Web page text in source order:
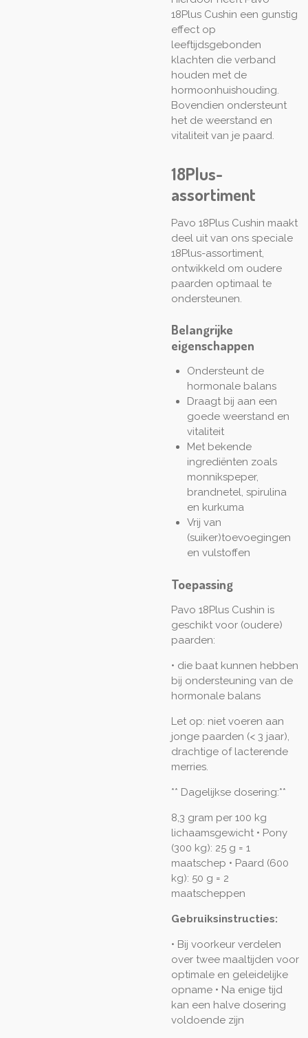
18Plus Cushin een gunstig
effect op
leeftijdsgebonden
klachten die verband
houden met de
hormoonhuishouding.
Bovendien ondersteunt
het de weerstand en
vitaliteit van je paard.
18Plus-
assortiment
Pavo 18Plus Cushin maakt
deel uit van ons speciale
18Plus-assortiment,
ontwikkeld om oudere
paarden optimaal te
ondersteunen.
Belangrijke
eigenschappen
Ondersteunt de
hormonale balans
Draagt bij aan een
goede weerstand en
vitaliteit
Met bekende
ingrediënten zoals
monnikspeper,
brandnetel, spirulina
en kurkuma
Vrij van
(suiker)toevoegingen
en vulstoffen
Toepassing
Pavo 18Plus Cushin is
geschikt voor (oudere)
paarden:
• die baat kunnen hebben
bij ondersteuning van de
hormonale balans
Let op: niet voeren aan
jonge paarden (< 3 jaar),
drachtige of lacterende
merries.
** Dagelijkse dosering:**
8,3 gram per 100 kg
lichaamsgewicht • Pony
(300 kg): 25 g = 1
maatschep • Paard (600
kg): 50 g = 2
maatscheppen
Gebruiksinstructies:
• Bij voorkeur verdelen
over twee maaltijden voor
optimale en geleidelijke
opname • Na enige tijd
kan een halve dosering
voldoende zijn